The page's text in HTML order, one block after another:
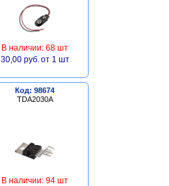
В наличии: 68 шт
30,00 руб. от 1 шт
Код: 98674
TDA2030A
В наличии: 94 шт